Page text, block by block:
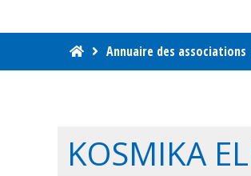
Annuaire des associations
KOSMIKA